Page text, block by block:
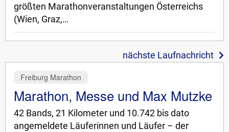
größten Marathonveranstaltungen Österreichs
(Wien, Graz,…
nächste Laufnachricht
Freiburg Marathon
Marathon, Messe und Max Mutzke
42 Bands, 21 Kilometer und 10.742 bis dato
angemeldete Läuferinnen und Läufer – der